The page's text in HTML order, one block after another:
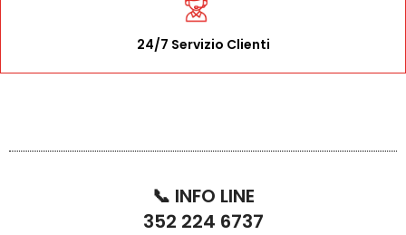
24/7 Servizio Clienti
📞 INFO LINE
352 224 6737